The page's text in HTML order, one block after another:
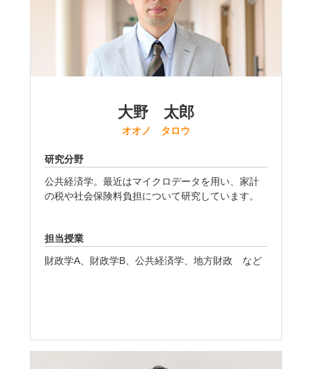
大野 太郎
オオノ タロウ
研究分野
公共経済学。最近はマイクロデータを用い、家計
の税や社会保険料負担について研究しています。
担当授業
財政学A、財政学B、公共経済学、地方財政 など